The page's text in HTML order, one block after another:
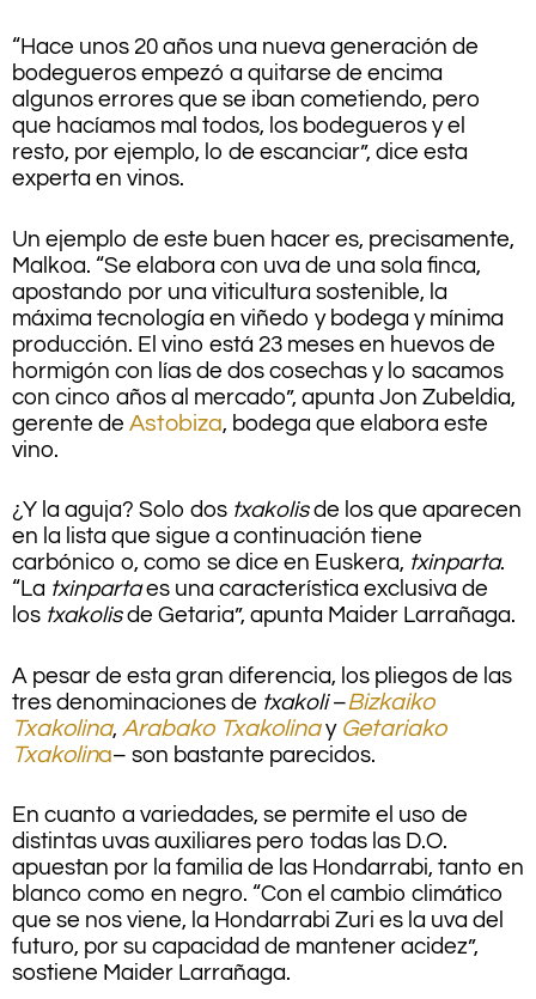
“Hace unos 20 años una nueva generación de
bodegueros empezó a quitarse de encima
algunos errores que se iban cometiendo, pero
que hacíamos mal todos, los bodegueros y el
resto, por ejemplo, lo de escanciar”, dice esta
experta en vinos.
Un ejemplo de este buen hacer es, precisamente,
Malkoa. “Se elabora con uva de una sola finca,
apostando por una viticultura sostenible, la
máxima tecnología en viñedo y bodega y mínima
producción. El vino está 23 meses en huevos de
hormigón con lías de dos cosechas y lo sacamos
con cinco años al mercado”, apunta Jon Zubeldia,
gerente de Astobiza, bodega que elabora este
vino.
¿Y la aguja? Solo dos txakolisde los que aparecen
en la lista que sigue a continuación tiene
carbónico o, como se dice en Euskera, txinparta.
“La txinpartaes una característica exclusiva de
los txakolisde Getaria”, apunta Maider Larrañaga.
A pesar de esta gran diferencia, los pliegos de las
tres denominaciones de txakoli–Bizkaiko
Txakolina, Arabako Txakolinay Getariako
Txakolina– son bastante parecidos.
En cuanto a variedades, se permite el uso de
distintas uvas auxiliares pero todas las D.O.
apuestan por la familia de las Hondarrabi, tanto en
blanco como en negro. “Con el cambio climático
que se nos viene, la Hondarrabi Zuri es la uva del
futuro, por su capacidad de mantener acidez”,
sostiene Maider Larrañaga.